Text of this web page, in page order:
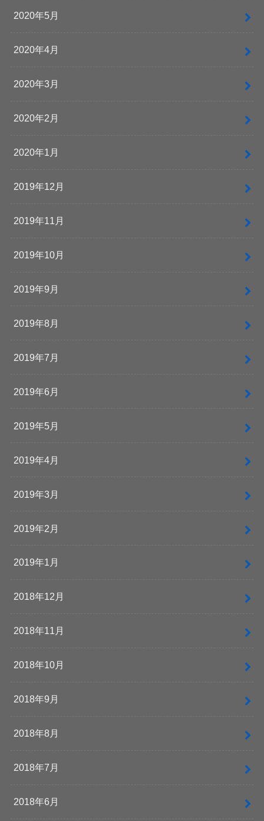
2020年5月
2020年4月
2020年3月
2020年2月
2020年1月
2019年12月
2019年11月
2019年10月
2019年9月
2019年8月
2019年7月
2019年6月
2019年5月
2019年4月
2019年3月
2019年2月
2019年1月
2018年12月
2018年11月
2018年10月
2018年9月
2018年8月
2018年7月
2018年6月